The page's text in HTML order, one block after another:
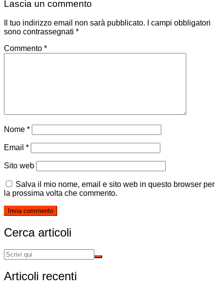
Lascia un commento
Il tuo indirizzo email non sarà pubblicato.
I campi obbligatori
sono contrassegnati *
Commento *
Nome *
Email *
Sito web
Salva il mio nome, email e sito web in questo browser per
la prossima volta che commento.
Cerca articoli
Articoli recenti